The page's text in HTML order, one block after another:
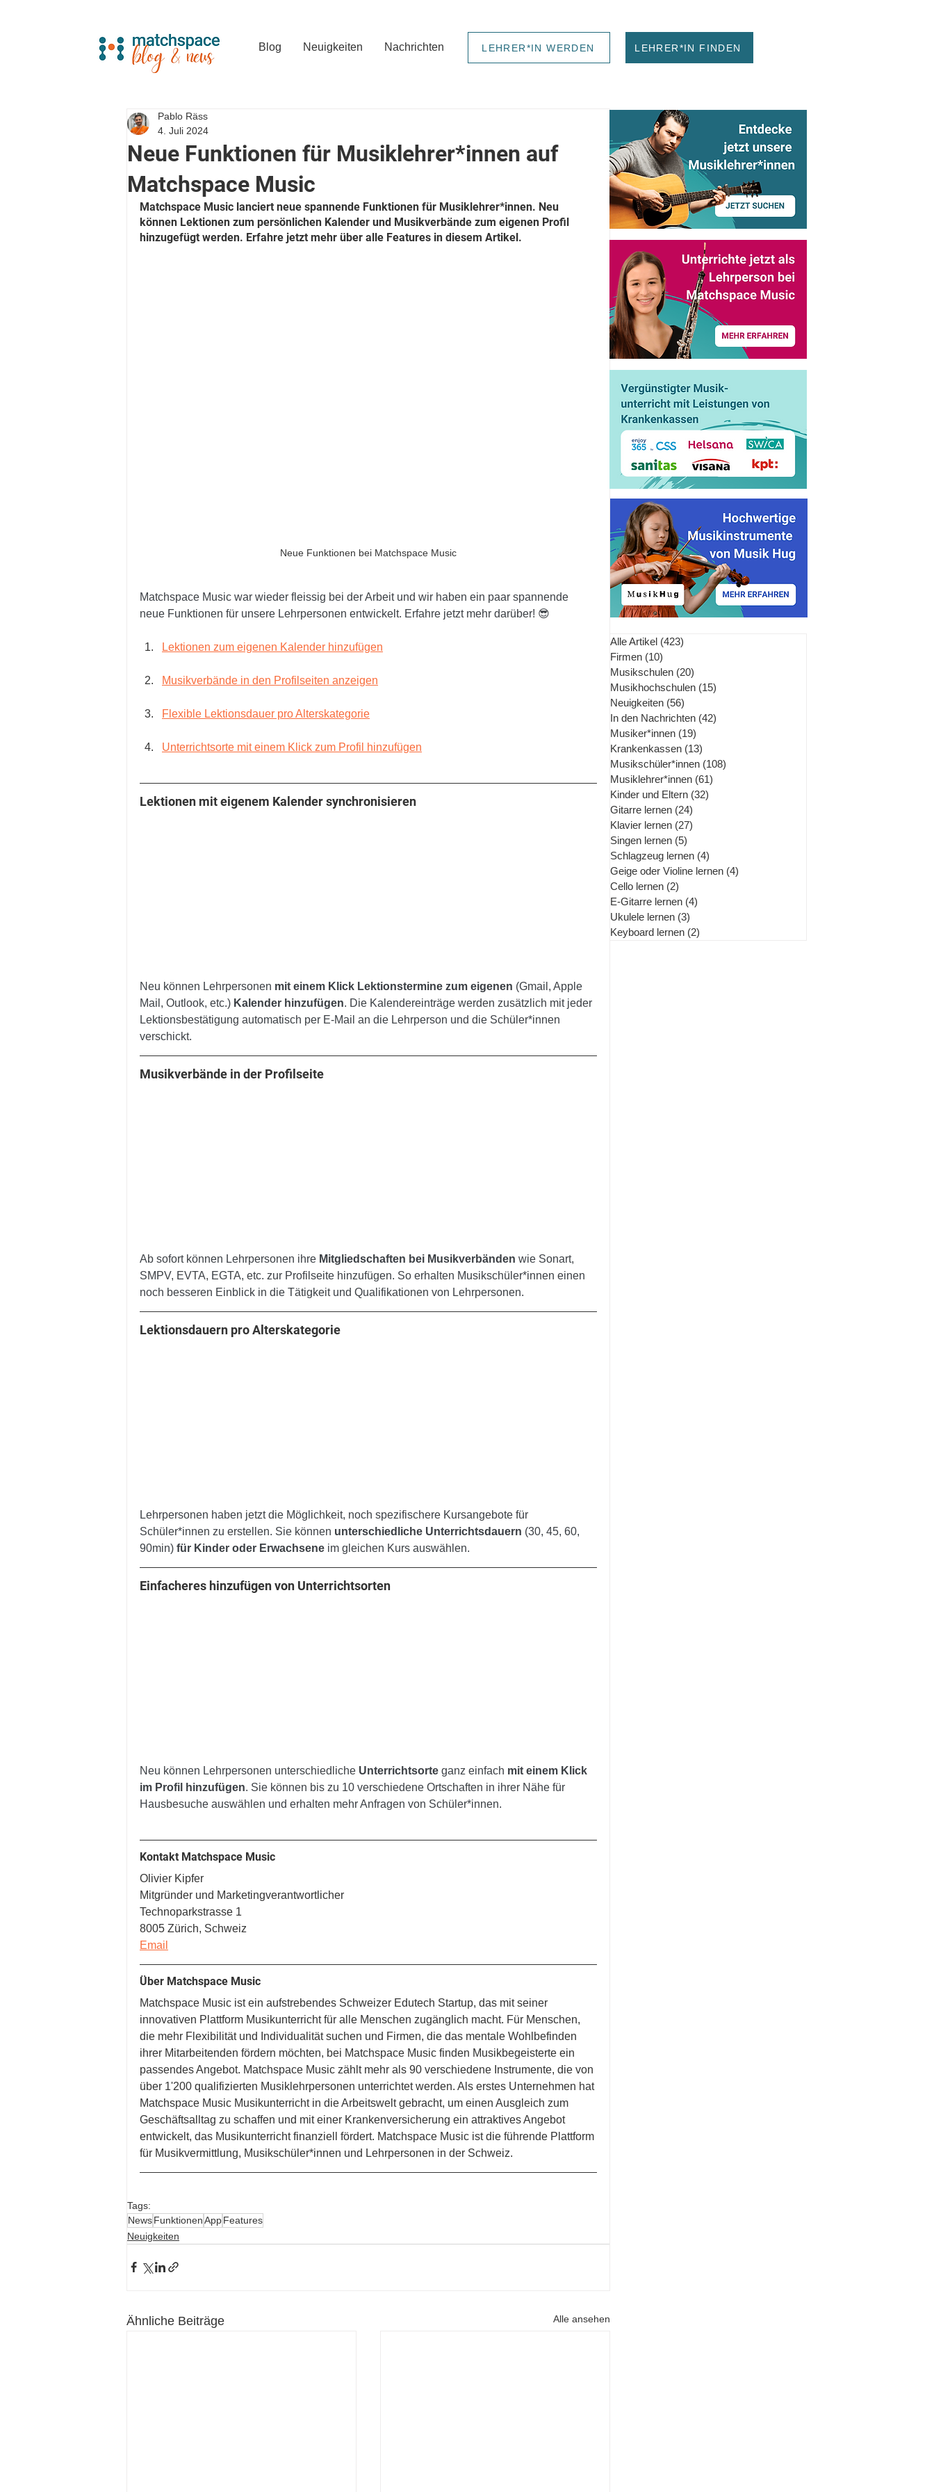
Blog Neuigkeiten Nachrichten LEHRER*IN WERDEN LEHRER*IN FINDEN
Neue Funktionen für Musiklehrer*innen auf
Matchspace Music
Pablo Räss
4. Juli 2024
Matchspace Music lanciert neue spannende Funktionen für Musiklehrer*innen. Neu
können Lektionen zum persönlichen Kalender und Musikverbände zum eigenen Profil
hinzugefügt werden. Erfahre jetzt mehr über alle Features in diesem Artikel.
Neue Funktionen bei Matchspace Music
Matchspace Music war wieder fleissig bei der Arbeit und wir haben ein paar spannende
neue Funktionen für unsere Lehrpersonen entwickelt. Erfahre jetzt mehr darüber! 😎﻿
Lektionen zum eigenen Kalender hinzufügen
Musikverbände in den Profilseiten anzeigen
Flexible Lektionsdauer pro Alterskategorie
Unterrichtsorte mit einem Klick zum Profil hinzufügen
Lektionen mit eigenem Kalender synchronisieren
Neu können Lehrpersonen mit einem Klick Lektionstermine zum eigenen (Gmail, Apple
Mail, Outlook, etc.) Kalender hinzufügen. Die Kalendereinträge werden zusätzlich mit jeder
Lektionsbestätigung automatisch per E-Mail an die Lehrperson und die Schüler*innen
verschickt.
Musikverbände in der Profilseite
Ab sofort können Lehrpersonen ihre Mitgliedschaften bei Musikverbänden wie Sonart,
SMPV, EVTA, EGTA, etc. zur Profilseite hinzufügen. So erhalten Musikschüler*innen einen
noch besseren Einblick in die Tätigkeit und Qualifikationen von Lehrpersonen.
Lektionsdauern pro Alterskategorie
Lehrpersonen haben jetzt die Möglichkeit, noch spezifischere Kursangebote für
Schüler*innen zu erstellen. Sie können unterschiedliche Unterrichtsdauern (30, 45, 60,
90min) für Kinder oder Erwachsene im gleichen Kurs auswählen.
Einfacheres hinzufügen von Unterrichtsorten
Neu können Lehrpersonen unterschiedliche Unterrichtsorte ganz einfach mit einem Klick
im Profil hinzufügen. Sie können bis zu 10 verschiedene Ortschaften in ihrer Nähe für
Hausbesuche auswählen und erhalten mehr Anfragen von Schüler*innen.
Kontakt Matchspace Music
Olivier Kipfer
Mitgründer und Marketingverantwortlicher
Technoparkstrasse 1
8005 Zürich, Schweiz
Email
Über Matchspace Music
Matchspace Music ist ein aufstrebendes Schweizer Edutech Startup, das mit seiner
innovativen Plattform Musikunterricht für alle Menschen zugänglich macht. Für Menschen,
die mehr Flexibilität und Individualität suchen und Firmen, die das mentale Wohlbefinden
ihrer Mitarbeitenden fördern möchten, bei Matchspace Music finden Musikbegeisterte ein
passendes Angebot. Matchspace Music zählt mehr als 90 verschiedene Instrumente, die von
über 1'200 qualifizierten Musiklehrpersonen unterrichtet werden. Als erstes Unternehmen hat
Matchspace Music Musikunterricht in die Arbeitswelt gebracht, um einen Ausgleich zum
Geschäftsalltag zu schaffen und mit einer Krankenversicherung ein attraktives Angebot
entwickelt, das Musikunterricht finanziell fördert. Matchspace Music ist die führende Plattform
für Musikvermittlung, Musikschüler*innen und Lehrpersonen in der Schweiz.
Tags:
NewsFunktionenAppFeatures
Neuigkeiten
Ähnliche Beiträge Alle ansehen
Alle Artikel (423)
Firmen (10)
Musikschulen (20)
Musikhochschulen (15)
Neuigkeiten (56)
In den Nachrichten (42)
Musiker*innen (19)
Krankenkassen (13)
Musikschüler*innen (108)
Musiklehrer*innen (61)
Kinder und Eltern (32)
Gitarre lernen (24)
Klavier lernen (27)
Singen lernen (5)
Schlagzeug lernen (4)
Geige oder Violine lernen (4)
Cello lernen (2)
E-Gitarre lernen (4)
Ukulele lernen (3)
Keyboard lernen (2)